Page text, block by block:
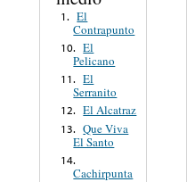
1. El
Contrapunto
10. El
Pelicano
11. El
Serranito
12. El Alcatraz
13. Que Viva
El Santo
14.
Cachirpunta